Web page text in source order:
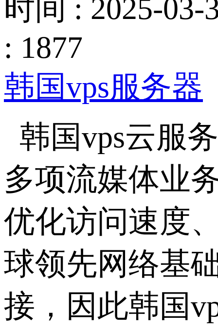
时间 : 2025-03-
: 1877
韩国vps服务器
韩国vps云服
多项流媒体业
优化访问速度
球领先网络基
接，因此韩国